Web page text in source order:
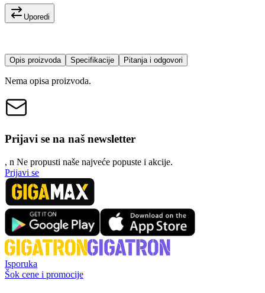
Uporedi
Opis proizvoda Specifikacije Pitanja i odgovori
Nema opisa proizvoda.
Prijavi se na naš newsletter
, n Ne propusti naše najveće popuste i akcije.
Prijavi se
Isporuka
Šok cene i promocije